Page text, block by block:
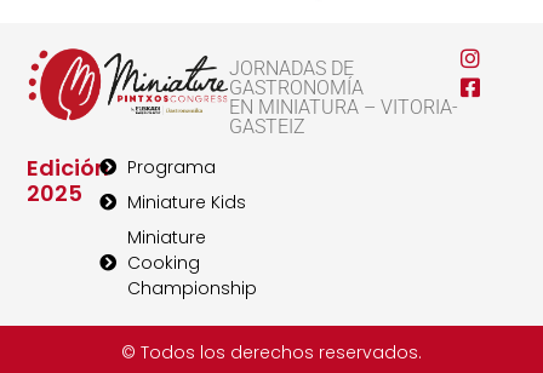
JORNADAS DE
GASTRONOMÍA
EN MINIATURA – VITORIA-
GASTEIZ
Edición
2025
Programa
Miniature Kids
Miniature
Cooking
Championship
© Todos los derechos reservados.